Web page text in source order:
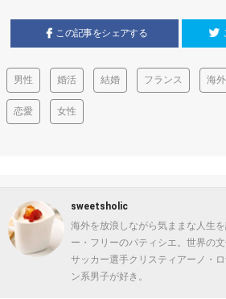
この記事をシェアする
男性 婚活 結婚 フランス 海外
恋愛 女性
sweetsholic
海外を放浪しながら気ままな人生
ー・フリーのパティシエ。世界の
サッカー選手クリスティアーノ・
ン系男子が好き。